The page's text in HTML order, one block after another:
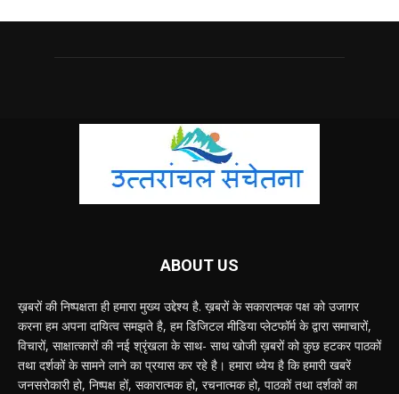
ABOUT US
ख़बरों की निष्पक्षता ही हमारा मुख्य उद्देश्य है. ख़बरों के सकारात्मक पक्ष को उजागर
करना हम अपना दायित्व समझते है, हम डिजिटल मीडिया प्लेटफॉर्म के द्वारा समाचारों,
विचारों, साक्षात्कारों की नई श्रृंखला के साथ- साथ खोजी ख़बरों को कुछ हटकर पाठकों
तथा दर्शकों के सामने लाने का प्रयास कर रहे है। हमारा ध्येय है कि हमारी खबरें
जनसरोकारी हो, निष्पक्ष हों, सकारात्मक हो, रचनात्मक हो, पाठकों तथा दर्शकों का